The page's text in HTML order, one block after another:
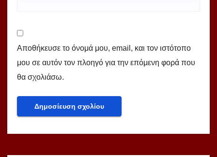
Αποθήκευσε το όνομά μου, email, και τον ιστότοπο
μου σε αυτόν τον πλοηγό για την επόμενη φορά που
θα σχολιάσω.